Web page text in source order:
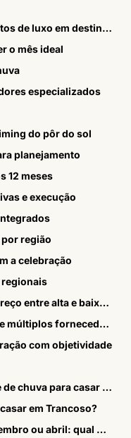
Panorama do setor de casamentos de luxo em destinos de praia
o mês ideal
especializados
do pôr do sol
planejamento
12 meses
e execução
região
a celebração
Subestimar a diferença de preço entre alta e baixa temporada
Fragmentar a operação entre múltiplos fornecedores
com objetividade
Qual mês tem menor chance de chuva para casar na praia no Nordeste?
em Trancoso?
Casamento na praia em setembro ou abril: qual mês funciona melhor no Brasil?